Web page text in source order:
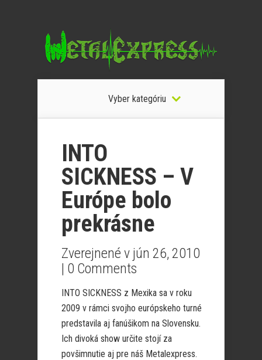
Vyber kategóriu
INTO
SICKNESS – V
Európe bolo
prekrásne
Zverejnené v jún 26, 2010
| 0 Comments
INTO SICKNESS z Mexika sa v roku
2009 v rámci svojho európskeho turné
predstavila aj fanúšikom na Slovensku.
Ich divoká show určite stojí za
povšimnutie aj pre náš Metalexpress.